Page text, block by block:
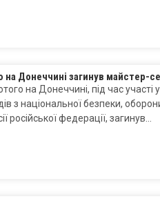
на Донеччині загинув майстер-
на Донеччині, під час участі
з національної безпеки,
російської федерації, загинув…